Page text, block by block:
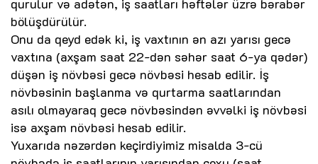
qurulur və adətən, iş saatları həftələr üzrə bərabər
bölüşdürülür.
Onu da qeyd edək ki, iş vaxtının ən azı yarısı gecə
vaxtına (axşam saat 22-dən səhər saat 6-ya qədər)
düşən iş növbəsi gecə növbəsi hesab edilir. İş
növbəsinin başlanma və qurtarma saatlarından
asılı olmayaraq gecə növbəsindən əvvəlki iş növbəsi
isə axşam növbəsi hesab edilir.
Yuxarıda nəzərdən keçirdiyimiz misalda 3-cü